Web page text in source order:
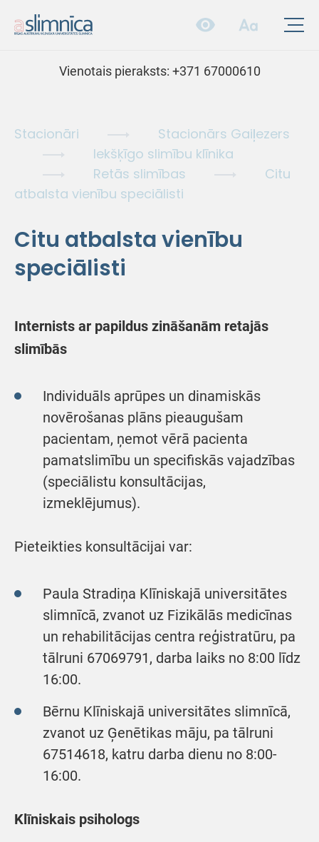
Vienotais pieraksts: +371 67000610
Stacionāri
Stacionārs Gaiļezers
Iekšķīgo slimību klīnika
Retās slimības
Citu
atbalsta vienību speciālisti
Citu atbalsta vienību
speciālisti
Internists ar papildus zināšanām retajās
slimībās
Individuāls aprūpes un dinamiskās
novērošanas plāns pieaugušam
pacientam, ņemot vērā pacienta
pamatslimību un specifiskās vajadzības
(speciālistu konsultācijas,
izmeklējumus).
Pieteikties konsultācijai var:
Paula Stradiņa Klīniskajā universitātes
slimnīcā, zvanot uz Fizikālās medicīnas
un rehabilitācijas centra reģistratūru, pa
tālruni 67069791, darba laiks no 8:00 līdz
16:00.
Bērnu Klīniskajā universitātes slimnīcā,
zvanot uz Ģenētikas māju, pa tālruni
67514618, katru darba dienu no 8:00-
16:00.
Klīniskais psihologs